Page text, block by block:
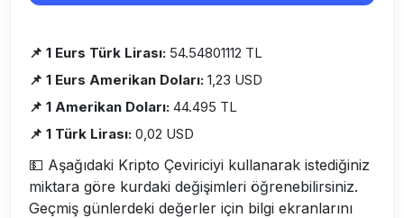
📌 1 Eurs Türk Lirası: 54.54801112 TL
📌 1 Eurs Amerikan Doları: 1,23 USD
📌 1 Amerikan Doları: 44.495 TL
📌 1 Türk Lirası: 0,02 USD
💵 Aşağıdaki Kripto Çeviriciyi kullanarak istediğiniz
miktara göre kurdaki değişimleri öğrenebilirsiniz.
Geçmiş günlerdeki değerler için bilgi ekranlarını